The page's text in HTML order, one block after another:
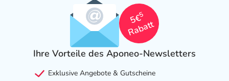
5€
5
Rabatt
Ihre Vorteile des Aponeo-Newsletters
Exklusive Angebote & Gutscheine